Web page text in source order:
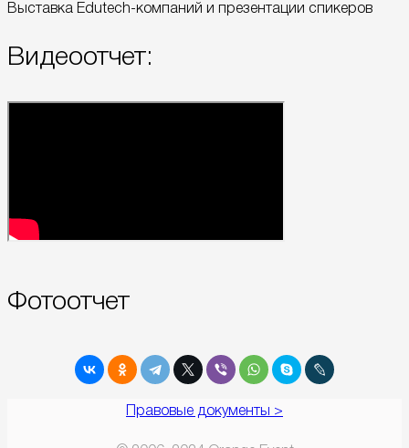
Выставка Edutech-компаний и презентации спикеров
Видеоотчет:
Фотоотчет
Правовые документы >